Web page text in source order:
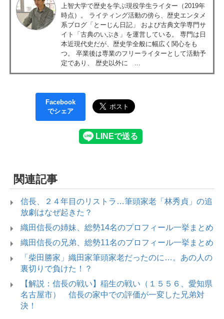
上智大学で歴史を学ぶ現役学生ライター（2019年
時点）。 ライティング活動の傍ら、歴史エンタメ
系ブログ「とーじん日記」 および古典文学専門サ
イト「古典のいぶき」を運営している。 専門は日
本近現代史だが、歴史学全般に幅広く関心をも
つ。 卒業後は専業のフリーライターとして活動予
定であり、 歴史以外に ...
Facebook
でシェア
関連記事
信長、２４年目のリストラ…筆頭家老「林秀貞」の追
放劇はなぜ起きた？
織田信長の姉妹、総勢14名のプロフィール一挙まとめ
織田信長の兄弟、総勢11名のプロフィール一挙まとめ
「柴田勝家」織田家筆頭家老だったのに…。あの人の
裏切りで負けた！？
【解説：信長の戦い】稲生の戦い（１５５６、愛知県
名古屋市） 信長の家中での評価が一変した兄弟対
決！